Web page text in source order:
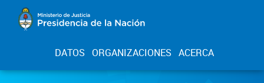
DATOS ORGANIZACIONES ACERCA